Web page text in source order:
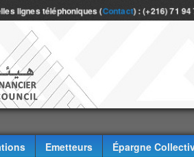
lignes téléphoniques (Contact) : (+216) 71
Emetteurs
Épargne